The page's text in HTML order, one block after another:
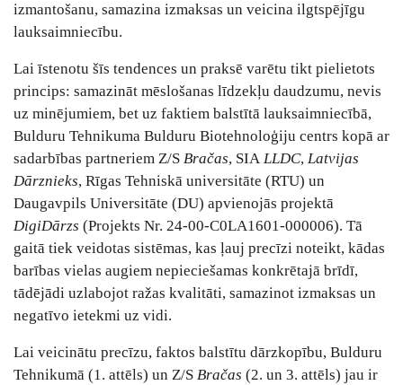
izmantošanu, samazina izmaksas un veicina ilgtspējīgu
lauksaimniecību.
Lai īstenotu šīs tendences un praksē varētu tikt pielietots
princips: samazināt mēslošanas līdzekļu daudzumu, nevis
uz minējumiem, bet uz faktiem balstītā lauksaimniecībā,
Bulduru Tehnikuma Bulduru Biotehnoloģiju centrs kopā ar
sadarbības partneriem Z/S Bračas, SIA LLDC, Latvijas
Dārznieks, Rīgas Tehniskā universitāte (RTU) un
Daugavpils Universitāte (DU) apvienojās projektā
DigiDārzs (Projekts Nr. 24-00-C0LA1601-000006). Tā
gaitā tiek veidotas sistēmas, kas ļauj precīzi noteikt, kādas
barības vielas augiem nepieciešamas konkrētajā brīdī,
tādējādi uzlabojot ražas kvalitāti, samazinot izmaksas un
negatīvo ietekmi uz vidi.
Lai veicinātu precīzu, faktos balstītu dārzkopību, Bulduru
Tehnikumā (1. attēls) un Z/S Bračas (2. un 3. attēls) jau ir